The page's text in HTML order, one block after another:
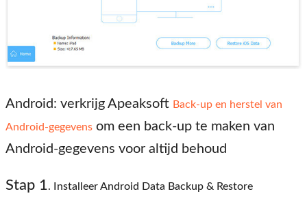
Android: verkrijg Apeaksoft Back-up en herstel van
Android-gegevens om een ​​back-up te maken van
Android-gegevens voor altijd behoud
Stap 1. Installeer Android Data Backup & Restore